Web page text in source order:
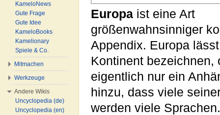
Europa ist eine Art
größenwahnsinniger
Appendix. Europa
Kontinent bezeichnen,
eigentlich nur ein
hinzu, dass viele
werden viele
KameloNews
Gute Frage
Gute Idee
KameloBooks
Kamelionary
Spiele & Co.
Mitmachen
Werkzeuge
Andere Wikis
Uncyclopedia (de)
Uncyclopedia (en)